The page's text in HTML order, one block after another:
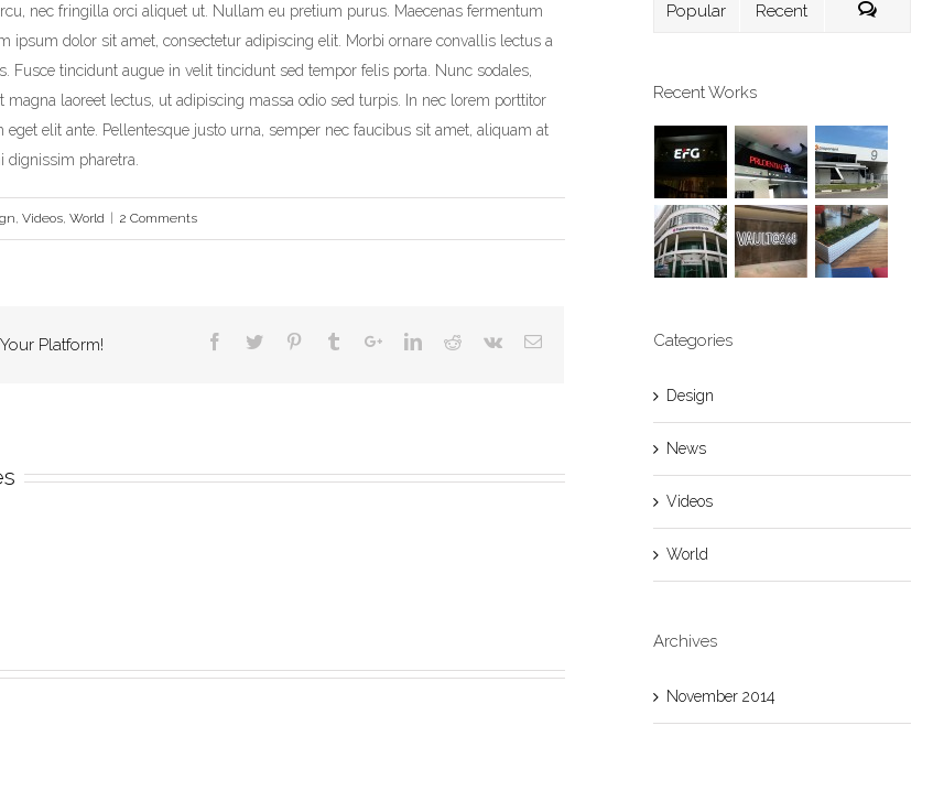
nec fringilla orci aliquet ut. Nullam eu pretium purus. Maecenas fermentum
ipsum dolor sit amet, consectetur adipiscing elit. Morbi ornare convallis lectus a
Fusce tincidunt augue in velit tincidunt sed tempor felis porta. Nunc sodales,
laoreet lectus, ut adipiscing massa odio sed turpis. In nec lorem porttitor
elit ante. Pellentesque justo urna, semper nec faucibus sit amet, aliquam at
dignissim pharetra.
, Videos, World 2 Comments
Platform!
Popular Recent
Recent Works
Categories
Design
News
Videos
World
Archives
November 2014